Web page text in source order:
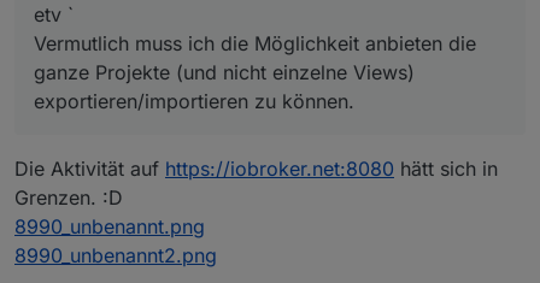
etv `
Vermutlich muss ich die Möglichkeit anbieten die
ganze Projekte (und nicht einzelne Views)
exportieren/importieren zu können.
Die Aktivität auf https://iobroker.net:8080 hätt sich in
Grenzen. :D
8990_unbenannt.png
8990_unbenannt2.png